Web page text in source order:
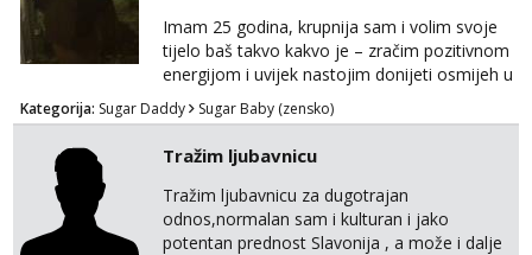
Imam 25 godina, krupnija sam i volim svoje
tijelo baš takvo kakvo je – zračim pozitivnom
energijom i uvijek nastojim donijeti osmijeh u
nečiji dan. Tražim zrelu, galantnu osobu za
ugodno, opušteno i uzajamno korisno
druženje – bez lažnih obećanja i s puno
iskrenosti. Nisam prostitutka, niti želim biti –
ne zanima me “posao”, već odnos temeljen
na međusobnom poštovanju, povjerenju i
pažnji. Voli...
Kategorija: Sugar Daddy Sugar Baby (zensko)
Tražim ljubavnicu
Tražim ljubavnicu za dugotrajan
odnos,normalan sam i kulturan i jako
potentan prednost Slavonija , a može i dalje